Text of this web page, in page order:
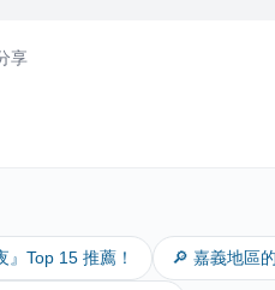
享
』Top 15 推薦！ 🔎 嘉義地區